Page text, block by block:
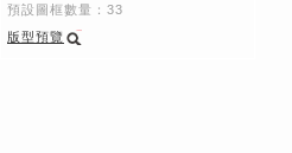
預設圖框數量：33
版型預覽